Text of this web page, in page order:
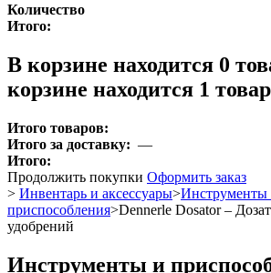
Количество
Итого:
В корзине находится 0
корзине находится 1
Итого товаров:
Итого за доставку: —
Итого:
Продолжить покупки Оформить заказ
> Инвентарь и аксессуары>Инструменты
приспособления>Dennerle Dosator –
удобрений
Инструменты и